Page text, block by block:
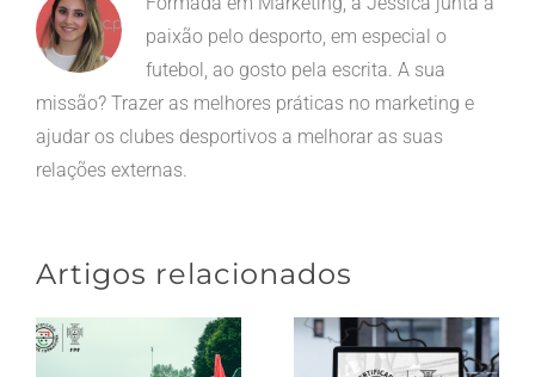
paixão pelo desporto, em especial o
futebol, ao gosto pela escrita. A sua
missão? Trazer as melhores práticas no marketing e
ajudar os clubes desportivos a melhorar as suas
relações externas.
Artigos relacionados